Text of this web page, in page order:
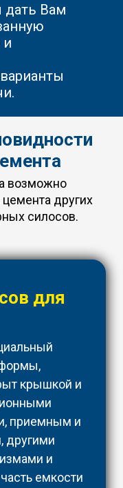
дать Вам
и
возможно
других
силосов.
для
крышкой и
приемным и
другими
и
емкости